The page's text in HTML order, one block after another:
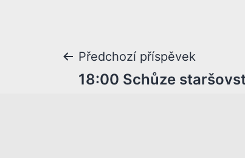
Předchozí příspěvek
18:00 Schůze